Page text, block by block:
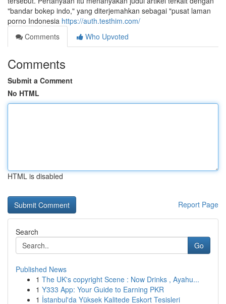
"bandar bokep indo," yang diterjemahkan sebagai "pusat laman
porno Indonesia https://auth.testhim.com/
Comments
Who Upvoted
Comments
Submit a Comment
No HTML
HTML is disabled
Report Page
Search
Go
Published News
1 The UK's copyright Scene : Now Drinks , Ayahu...
1 Y333 App: Your Guide to Earning PKR
1 İstanbul'da Yüksek Kalitede Eskort Tesisleri